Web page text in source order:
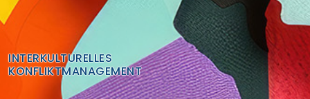
Finden Sie Ihre Weiterbildung
SUCHEN
INTERKULTURELLES
KONFLIKTMANAGEMENT